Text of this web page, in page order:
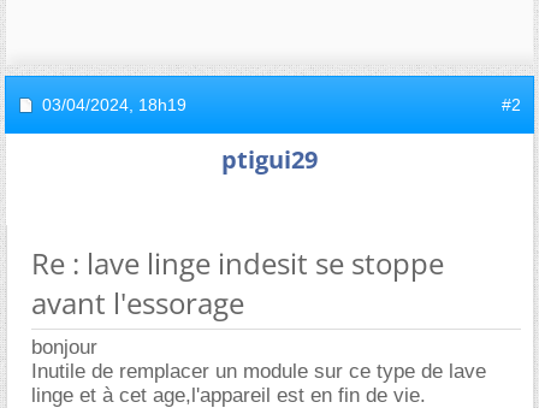
03/04/2024, 18h19 #2
ptigui29
Re : lave linge indesit se stoppe
avant l'essorage
bonjour
Inutile de remplacer un module sur ce type de lave
linge et à cet age,l'appareil est en fin de vie.